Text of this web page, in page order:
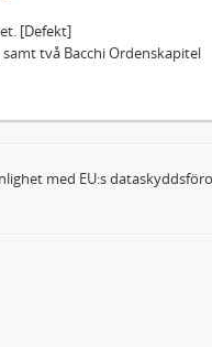
[Defekt]
två Bacchi Ordenskapitel
med EU:s